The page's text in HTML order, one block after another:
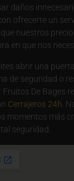
daños
ofrecerte un
nuestros
en que nos
abrir una
de seguridad o
De Bages
Cerrajeros 24h.
momentos más
seguridad.